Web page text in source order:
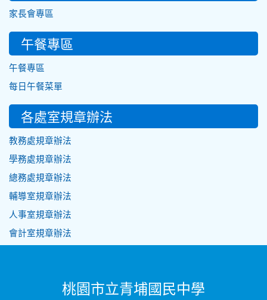
家長會專區
午餐專區
午餐專區
每日午餐菜單
各處室規章辦法
教務處規章辦法
學務處規章辦法
總務處規章辦法
輔導室規章辦法
人事室規章辦法
會計室規章辦法
桃園市立青埔國民中學